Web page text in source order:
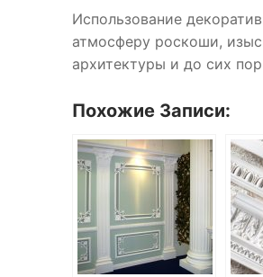
Использование
атмосферу роскоши,
архитектуры и до сих
Похожие Записи: